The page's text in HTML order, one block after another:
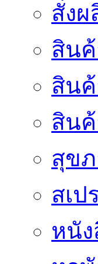
สั่งผ
สิน
สินค้
สิน
สุข
สเป
หนั